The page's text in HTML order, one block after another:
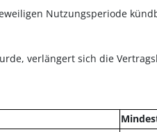
Nutzungsperiode
verlängert sich die